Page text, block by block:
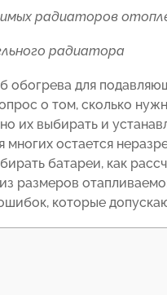
радиаторов
радиатора
обогрева для
о том, сколько
их выбирать и
остается
батареи, как
размеров
которые